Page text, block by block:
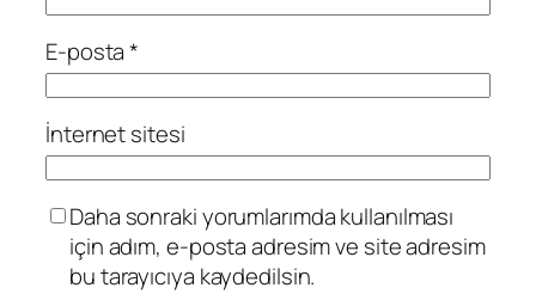
E-posta*
İnternet sitesi
Daha sonraki yorumlarımda kullanılması
için adım, e-posta adresim ve site adresim
bu tarayıcıya kaydedilsin.